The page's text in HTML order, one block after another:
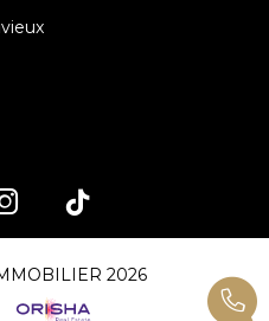
2026